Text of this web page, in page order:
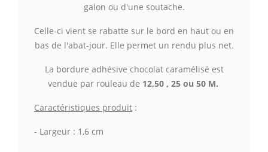
galon ou d'une soutache.
Celle-ci vient se rabatte sur le bord en haut ou en
bas de l'abat-jour. Elle permet un rendu plus net.
La bordure adhésive chocolat caramélisé est
vendue par rouleau de 12,50 , 25 ou 50 M.
Caractéristiques produit :
- Largeur : 1,6 cm